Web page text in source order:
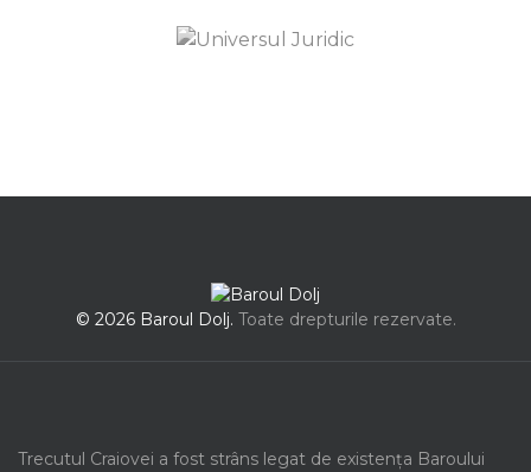
© 2026 Baroul Dolj. Toate drepturile rezervate.
Trecutul Craiovei a fost strâns legat de existența Baroului